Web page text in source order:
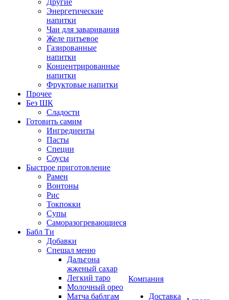
Другие
Энергетические
напитки
Чаи для заваривания
Желе питьевое
Газированные
напитки
Концентрированные
напитки
Фруктовые напитки
Прочее
Без ШК
Сладости
Готовить самим
Ингредиенты
Пасты
Специи
Соусы
Быстрое приготовление
Рамен
Вонтоны
Рис
Токпокки
Супы
Саморазогревающиеся
Бабл Ти
Добавки
Спешал меню
Дальгона
жженый сахар
Легкий таро
Молочный орео
Матча баблгам
Компания
Доставка